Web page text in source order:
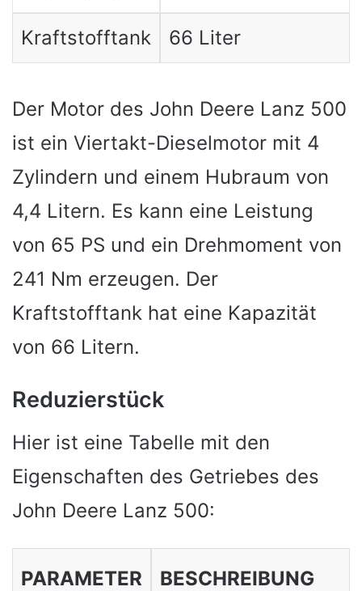
Kraftstofftank 66 Liter
Der Motor des John Deere Lanz 500
ist ein Viertakt-Dieselmotor mit 4
Zylindern und einem Hubraum von
4,4 Litern. Es kann eine Leistung
von 65 PS und ein Drehmoment von
241 Nm erzeugen. Der
Kraftstofftank hat eine Kapazität
von 66 Litern.
Reduzierstück
Hier ist eine Tabelle mit den
Eigenschaften des Getriebes des
John Deere Lanz 500:
PARAMETER BESCHREIBUNG